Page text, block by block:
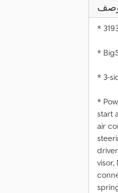
*
*
* 3-
*
start
air
visor,